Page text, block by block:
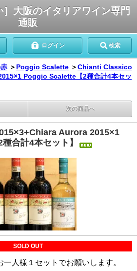
］大阪のイタリアワイン専門
通販
ログイン 検索
＞ Poggio Scalette ＞Chianti Classico
Poggio Scalette【2種合計4本セッ
次の商品へ
Aurora 2015×1
合計4本セット】
SOLD OUT
一人様１セットでお願いします。